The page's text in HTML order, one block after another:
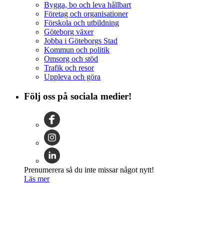
Bygga, bo och leva hållbart
Företag och organisationer
Förskola och utbildning
Göteborg växer
Jobba i Göteborgs Stad
Kommun och politik
Omsorg och stöd
Trafik och resor
Uppleva och göra
Följ oss på sociala medier!
Prenumerera så du inte missar något nytt!
Läs mer